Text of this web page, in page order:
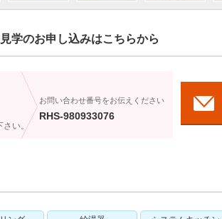
学のお申し込みはこちらから
さい。
お問い合わせ番号をお伝えください
RHS-980933076